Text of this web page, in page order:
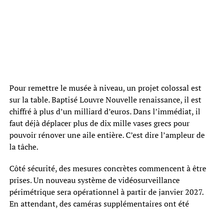
Pour remettre le musée à niveau, un projet colossal est
sur la table. Baptisé Louvre Nouvelle renaissance, il est
chiffré à plus d’un milliard d’euros. Dans l’immédiat, il
faut déjà déplacer plus de dix mille vases grecs pour
pouvoir rénover une aile entière. C’est dire l’ampleur de
la tâche.
Côté sécurité, des mesures concrètes commencent à être
prises. Un nouveau système de vidéosurveillance
périmétrique sera opérationnel à partir de janvier 2027.
En attendant, des caméras supplémentaires ont été